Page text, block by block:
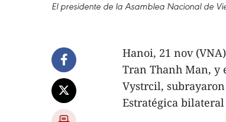
El presidente de la Asamblea Nacional de
Hanoi, 21 nov
Tran Thanh Man, y
Vystrcil,
Estratégica